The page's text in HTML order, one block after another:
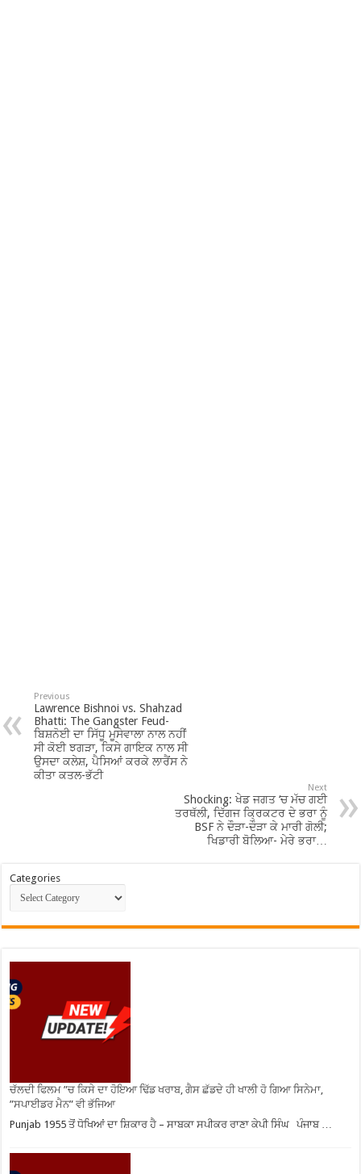
Previous
Lawrence Bishnoi vs. Shahzad
Bhatti: The Gangster Feud-
ਬਿਸ਼ਨੋਈ ਦਾ ਸਿੱਧੂ ਮੂਸੇਵਾਲਾ ਨਾਲ ਨਹੀਂ
ਸੀ ਕੋਈ ਝਗੜਾ, ਕਿਸੇ ਗਾਇਕ ਨਾਲ ਸੀ
ਉਸਦਾ ਕਲੇਸ਼, ਪੈਸਿਆਂ ਕਰਕੇ ਲਾਰੈਂਸ ਨੇ
ਕੀਤਾ ਕਤਲ-ਭੱਟੀ
Next
Shocking: ਖੇਡ ਜਗਤ ‘ਚ ਮੱਚ ਗਈ
ਤਰਥੱਲੀ, ਦਿੱਗਜ ਕ੍ਰਿਕਟਰ ਦੇ ਭਰਾ ਨੂੰ
BSF ਨੇ ਦੌੜਾ-ਦੌੜਾ ਕੇ ਮਾਰੀ ਗੋਲੀ;
ਖਿਡਾਰੀ ਬੋਲਿਆ- ਮੇਰੇ ਭਰਾ…
Categories
ਚੱਲਦੀ ਫਿਲਮ ”ਚ ਕਿਸੇ ਦਾ ਹੋਇਆ ਢਿੱਡ ਖਰਾਬ, ਗੈਸ ਛੱਡਦੇ ਹੀ ਖਾਲੀ ਹੋ ਗਿਆ ਸਿਨੇਮਾ,
”ਸਪਾਈਡਰ ਮੈਨ” ਵੀ ਭੱਜਿਆ
Punjab 1955 ਤੋਂ ਧੋਖਿਆਂ ਦਾ ਸ਼ਿਕਾਰ ਹੈ – ਸਾਬਕਾ ਸਪੀਕਰ ਰਾਣਾ ਕੇਪੀ ਸਿੰਘ ਪੰਜਾਬ …